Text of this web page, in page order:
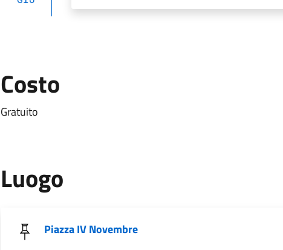
Costo
Gratuito
Luogo
Piazza IV Novembre